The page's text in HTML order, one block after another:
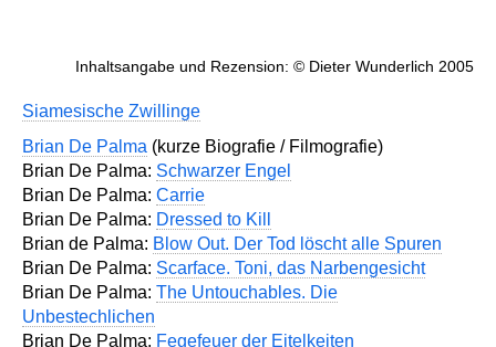
Inhaltsangabe und Rezension: © Dieter Wunderlich 2005
Siamesische Zwillinge
Brian De Palma (kurze Biografie / Filmografie)
Brian De Palma: Schwarzer Engel
Brian De Palma: Carrie
Brian De Palma: Dressed to Kill
Brian de Palma: Blow Out. Der Tod löscht alle Spuren
Brian De Palma: Scarface. Toni, das Narbengesicht
Brian De Palma: The Untouchables. Die
Unbestechlichen
Brian De Palma: Fegefeuer der Eitelkeiten